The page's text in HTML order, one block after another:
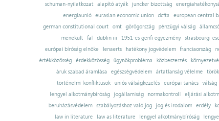
schuman-nyilatkozat alapító atyák juncker bizottság
energiaunió eurasian economic union dcfta
european central
german constitutional court
omt görögország pénzügyi válság
menekült
fal dublin iii 1951-es genfi egyezmény
strasbourgi
európai bíróság elnöke
lenaerts hatékony jogvédelem franciaország
értékközösség
érdekközösség ügynökprobléma közbeszerzés
áruk szabad áramlása
egészségvédelem ártatlanság vélelme
történelmi konfliktusok uniós válságkezelés európai tanács válság
lengyel alkotmánybíróság
jogállamiság normakontroll
eljárási
beruházásvédelem
szabályozáshoz való jog jog és irodalom erdély
law in literature
law as literature lengyel alkotmánybíróság